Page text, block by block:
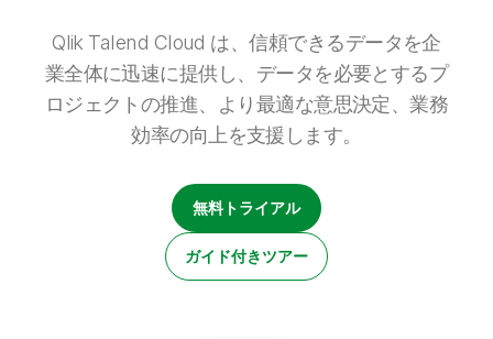
コミュニティ
カスタマーサポート
カスタマーポータル
初期トレーニング
製品関連
企業情報
採用情報
ニュースルーム
事業所 / 連絡先
Qlik
データ分析の価格
適切なデータ分析プランで、より優れたインサイトを獲得し、ビジネス成果
の達成をサポートします。
コミュニティ
Qlik Talend Cloud は、信頼できるデータを企
業全体に迅速に提供し、データを必要とするプ
ロジェクトの推進、より最適な意思決定、業務
効率の向上を支援します。
無料トライアル
ガイド付きツアー